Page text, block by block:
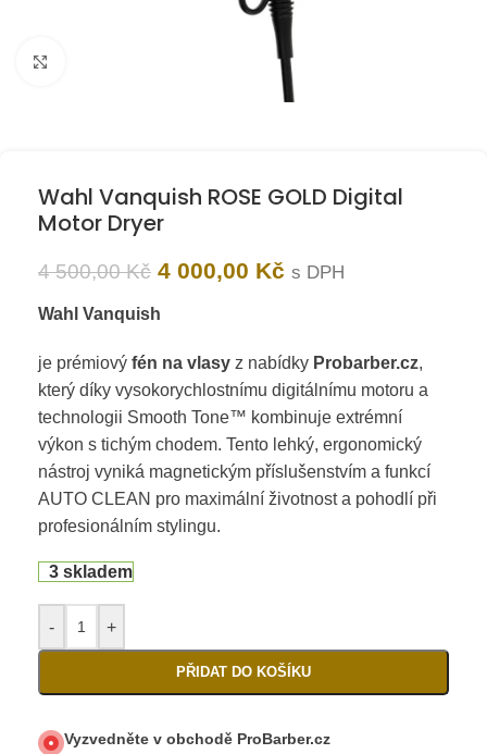
Wahl Vanquish ROSE GOLD Digital
Motor Dryer
4 500,00Kč 4 000,00 Kč s DPH
Wahl Vanquish
je prémiový fén na vlasy z nabídky Probarber.cz,
který díky vysokorychlostnímu digitálnímu motoru a
technologii Smooth Tone™ kombinuje extrémní
výkon s tichým chodem. Tento lehký, ergonomický
nástroj vyniká magnetickým příslušenstvím a funkcí
AUTO CLEAN pro maximální životnost a pohodlí při
profesionálním stylingu.
3 skladem
- +
PŘIDAT DO KOŠÍKU
Vyzvedněte v obchodě ProBarber.cz